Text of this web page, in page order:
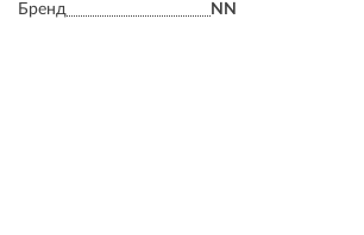
Бренд NN